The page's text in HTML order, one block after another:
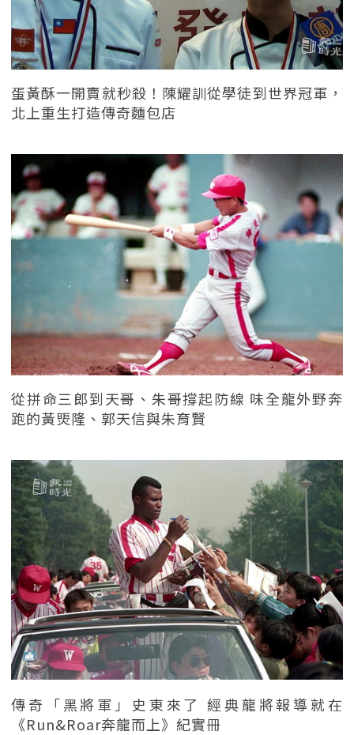
蛋黃酥一開賣就秒殺！陳耀訓從學徒到世界冠軍，
北上重生打造傳奇麵包店
從拼命三郎到天哥、朱哥撐起防線 味全龍外野奔
跑的黃煚隆、郭天信與朱育賢
傳奇「黑將軍」史東來了 經典龍將報導就在
《Run&Roar奔龍而上》紀實冊